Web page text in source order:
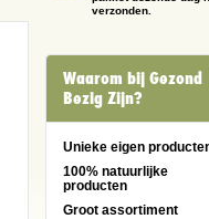
verzonden.
Waarom bij Gezond
Bezig Zijn?
Unieke eigen
100% natuurlijke
producten
Groot assortiment